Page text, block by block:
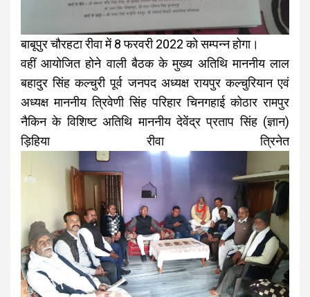
बाबूपुर चौरहटा रीवा में 8 फरवरी 2022 को सम्पन्न होगा।
वहीं आयोजित होने वाली बैठक के मुख्य अतिथि माननीय लाल
बहादुर सिंह कल्चुरी पूर्व जनपद अध्यक्ष रायपुर कल्चुरियान एवं
अध्यक्ष माननीय त्रिवेणी सिंह परिहार चिनगहाई कोठार रामपुर
नैकिन के विशिष्ट अतिथि माननीय देवेंद्र प्रताप सिंह (ज्ञान)
ड़िहिया रीवा त्रिनेत